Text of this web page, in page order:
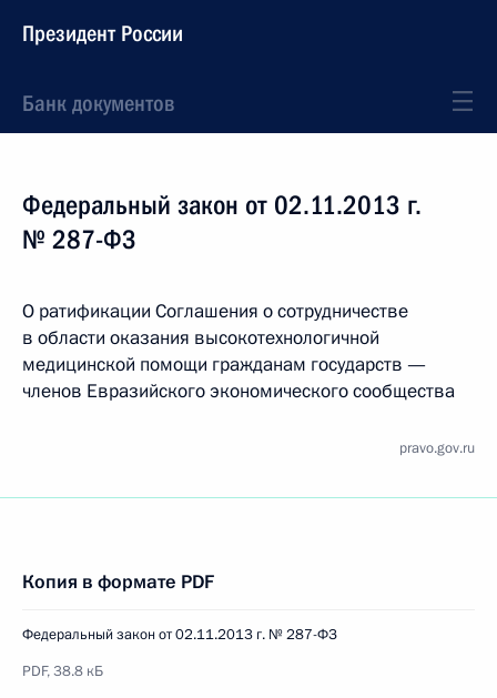
Президент России
Банк документов
Федеральный закон от 02.11.2013 г.
№ 287-ФЗ
О ратификации Соглашения о сотрудничестве
в области оказания высокотехнологичной
медицинской помощи гражданам государств —
членов Евразийского экономического сообщества
pravo.gov.ru
Копия в формате PDF
Федеральный закон от 02.11.2013 г. № 287-ФЗ
PDF, 38.8 кБ